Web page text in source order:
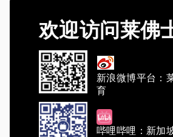
欢迎访问莱佛
新浪微博平台：
育
哔哩哔哩：新加